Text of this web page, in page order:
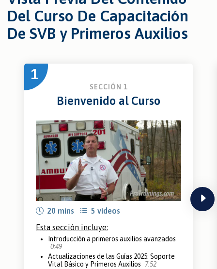
Del Curso De Capacitación
De SVB y Primeros Auxilios
next
1
SECCIÓN 1
Bienvenido al Curso
20 mins
5 vídeos
Esta sección incluye:
Introducción a primeros auxilios avanzados
0:49
Actualizaciones de las Guías 2025: Soporte
Vital Básico y Primeros Auxilios
7:52